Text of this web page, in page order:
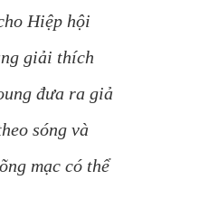
Hiệp hội
giải thích
đưa ra giả
sóng và
mạc có thể